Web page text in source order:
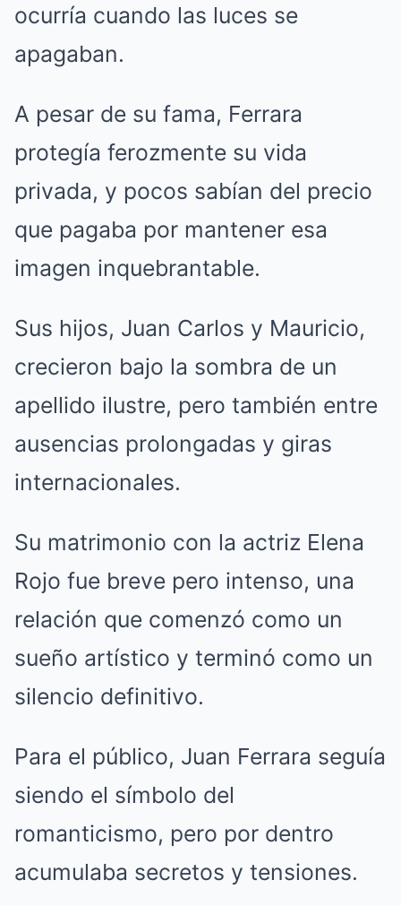
ocurría cuando las luces se
apagaban.
A pesar de su fama, Ferrara
protegía ferozmente su vida
privada, y pocos sabían del precio
que pagaba por mantener esa
imagen inquebrantable.
Sus hijos, Juan Carlos y Mauricio,
crecieron bajo la sombra de un
apellido ilustre, pero también entre
ausencias prolongadas y giras
internacionales.
Su matrimonio con la actriz Elena
Rojo fue breve pero intenso, una
relación que comenzó como un
sueño artístico y terminó como un
silencio definitivo.
Para el público, Juan Ferrara seguía
siendo el símbolo del
romanticismo, pero por dentro
acumulaba secretos y tensiones.